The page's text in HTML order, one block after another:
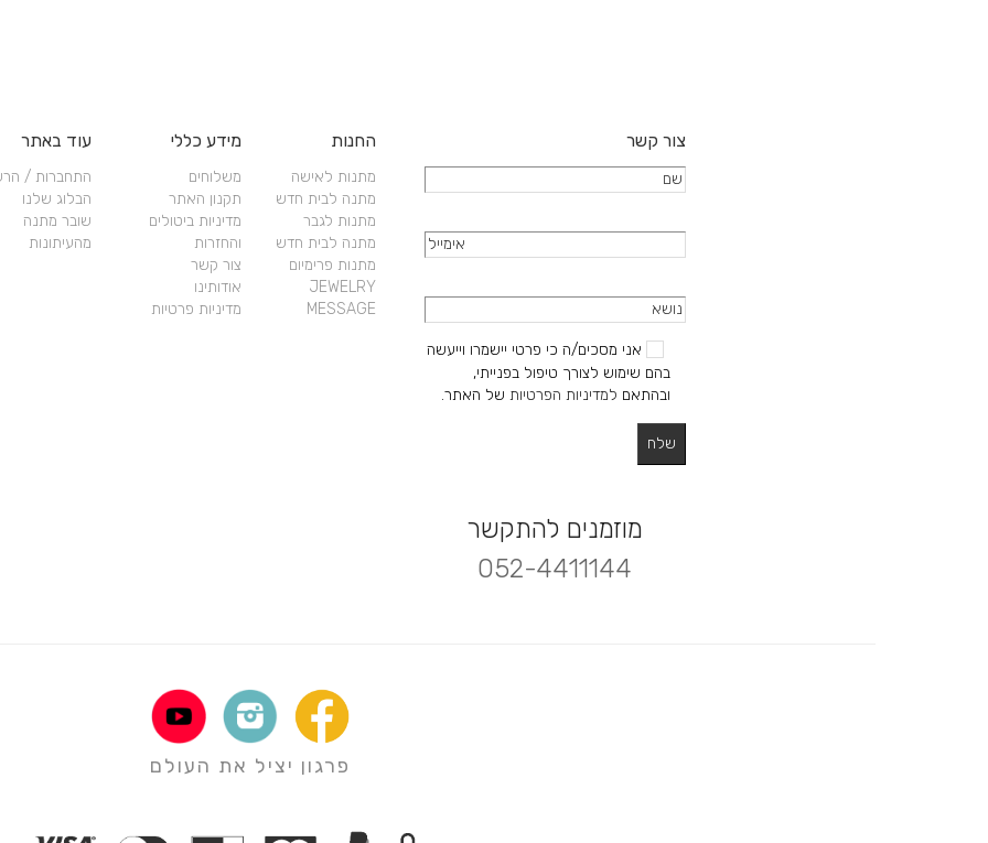
צור קשר
אני מסכים/ה כי פרטי יישמרו וייעשה
בהם שימוש לצורך טיפול בפנייתי,
ובהתאם למדיניות הפרטיות של האתר.
מוזמנים להתקשר
052-4411144
החנות
מתנות לאישה
מתנה לבית חדש
מתנות לגבר
מתנה לבית חדש
מתנות פרימיום
JEWELRY
MESSAGE
מידע כללי
משלוחים
תקנון האתר
מדיניות ביטולים
והחזרות
צור קשר
אודותינו
מדיניות פרטיות
עוד באתר
התחברות /
הבלוג שלנו
שובר מתנה
מהעיתונות
פרגון יציל את העולם